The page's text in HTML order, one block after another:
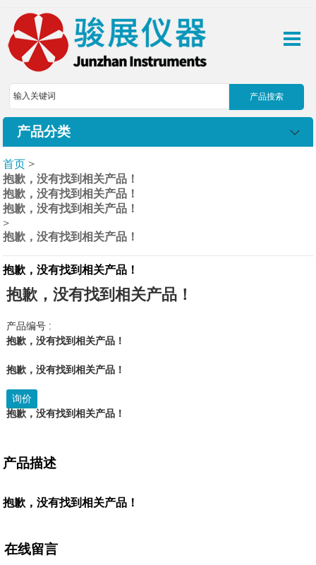
产品分类
首页 >
抱歉，没有找到相关产品！
抱歉，没有找到相关产品！
抱歉，没有找到相关产品！
>
抱歉，没有找到相关产品！
抱歉，没有找到相关产品！
抱歉，没有找到相关产品！
产品编号 :
抱歉，没有找到相关产品！
抱歉，没有找到相关产品！
询价
抱歉，没有找到相关产品！
产品描述
抱歉，没有找到相关产品！
在线留言